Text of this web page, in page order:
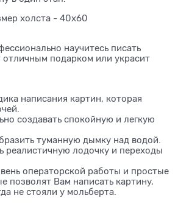
холста - 40х60
научитесь писать
отличным подарком или украсит
написания картин, которая
создавать спокойную и легкую
туманную дымку над водой.
реалистичную лодочку и переходы
операторской работы и простые
позволят Вам написать картину,
не стояли у мольберта.